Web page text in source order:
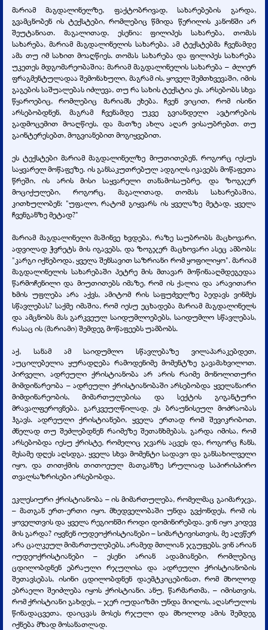
მარიამ მაგდალინელზე, ფაქტობრივად, სახარებების გარდა,
გვამცნობენ ის ტექსტები, რომლებიც წმიდა წერილის კანონში არ
შეუტანიათ. მაგალითად, ესენია: ფილიპეს სახარება, თომას
სახარება, მარიამ მაგდალინელის სახარება. ამ ტექსტებმა ჩვენამდე
ამა თუ იმ სახით მოაღწიეს. თომას სახარება და ფილიპეს სახარება
უკეთეს მდგომარეობაშია; მარიამ მაგდალინელის სახარება – ძლიერ
ფრაგმენტულადაა შემონახული, მაგრამ ის, ყოველ შემთხვევაში, იმის
გაგების საშუალებას იძლევა, თუ რა სახის ტექსტია ეს. არსებობს სხვა
წყაროებიც, რომლებიც მარიამს ეხება. ჩვენ ვიცით, რომ ისინი
არსებობდნენ, მაგრამ ჩვენამდე უკვე გვიანდელი ავტორების
გადმოცემით მოაღწიეს, და მათზე ახლა აღარ ვისაუბრებთ. თუ
გაინტერესებთ, მოგვიანებით მოგიყვებით.
ეს ტექსტები მარიამ მაგდალინელზე მიუთითებენ, როგორც იესუს
საყვარელ მოწაფეზე. ის განსაკუთრებულ ადგილს იკავებს მოწაფეთა
წრეში, ის არის მისი საყვარელი თანამოსაუბრე, და ზოგჯერ
მოციქულები, როგორც, მაგალითად, თომას სახარებაშია,
კითხულობენ: "უფალო, რატომ გიყვარს ის ყველაზე მეტად, ყველა
ჩვენგანზე მეტად?"
მარიამ მაგდალინელი მაშინვე ხვდება, რაზე საუბრობს მაცხოვარი,
ადვილად ჭვრეტს მის იგავებს, და ზოგჯერ მაცხოვარი ასეც ამბობს:
"კარგი იქნებოდა, ყველა შენსავით საზრიანი რომ ყოფილიყო". მარიამ
მაგდალინელის სახარებაში პეტრე მის მთავარ მოწინააღმდეგედაა
წარმოჩენილი და მიუთითებს იმაზე, რომ ის ქალია და არავითარი
ხმის უფლება არა აქვს, ამიტომ რის საფუძველზე ბედავს ვინმეს
სწავლებას? საქმე იმაშია, რომ იესუ ეცხადება მარიამ მაგდალინელს
და ამცნობს მას გარკვეულ საიდუმლოებებს, საიდუმლო სწავლებას,
რასაც ის (მარიამი) შემდეგ მოწაფეებს უამბობს.
აქ, სანამ ამ საიდუმლო სწავლებაზე ვილაპარაკებდეთ,
აუცილებელია ყურადღება რამოდენიმე მომენტზე გავამახვილოთ.
პირველი, ადრეული ქრისტიანობა არ არის რაიმე მონოლითური
მიმდინარეობა – ადრეული ქრისტიანობაში არსებობდა ყველანაირი
მიმდინარეობის, მიმართულებისა და სექტის გიგანტური
მრავალფეროვნება. გარკვეულწილად, ეს ბრაუნისეულ მოძრაობას
ჰგავს. ადრეული ქრისტიანები, ყველა ერთად რომ შევიკრიბოთ,
ძნელად თუ შეძლებდნენ რაიმეზე შეთანხმებას, გარდა იმისა, რომ
არსებობდა იესუ ქრისტე, რომელიც ჯვარს აცვეს და, როგორც ჩანს,
მესამე დღეს აღსდგა. ყველა სხვა მომენტი სადავო და განსახილველი
იყო, და თითქმის თითოეულ მათგანზე სრულიად საპირისპირო
თვალსაზრისები არსებობდა.
ეკლესიური ქრისტიანობა – ის მიმართულება, რომელმაც გაიმარჯვა,
– მათგან ერთ-ერთი იყო. მხედველობაში უნდა გვქონდეს, რომ ის
ყოველთვის და ყველა რეგიონში როდი დომინირებდა. ვინ იყო კიდევ
მის გარდა? იყვნენ იუდეოქრისტიანები – სიმარტივისთვის, მე აღვწერ
არა ცალკეულ მიმართულებებს, არამედ მთლიან ჯგუფებს. ვინ არიან
იუდეოქრისტიანები – ესენი არიან ადამიანები, რომლებიც
ცდილობდნენ ებრაული რჯულისა და ადრეული ქრისტიანობის
შეთავსებას, ისინი ცდილობდნენ დაემტკიცებინათ, რომ მხოლოდ
ებრაელი შეიძლება იყოს ქრისტიანი. ანუ, წარმართმა, – იმისთვის,
რომ ქრისტიანი გახდეს, – ჯერ იუდაიზმი უნდა მიიღოს, აღასრულოს
წინადაცვეთა, დაიცვას მოსეს რჯული და მხოლოდ ამის შემდეგ
იქნება მზად მოსანათლად.